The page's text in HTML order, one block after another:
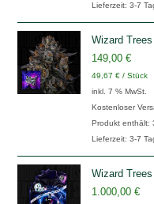
Lieferzeit:3-7
Wizard
149,00€
49,67€ /Stück
inkl. 7 % MwSt.
Kostenloser
Produkt enthält:
Lieferzeit:3-7
Wizard
1.000,00€